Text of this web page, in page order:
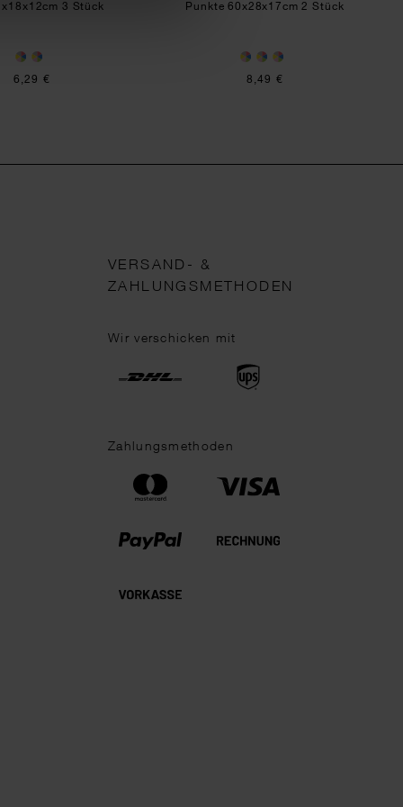
3 Stück
6,29 €
Punkte 60x28x17cm 2 Stück
8,49 €
VERSAND- &
ZAHLUNGSMETHODEN
Wir verschicken mit
Zahlungsmethoden